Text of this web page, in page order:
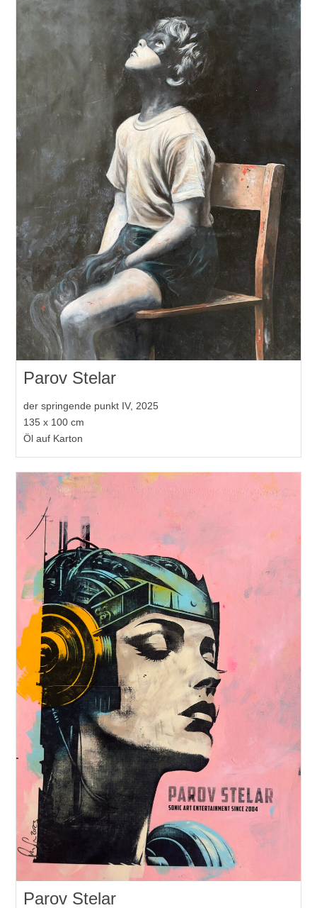
Parov Stelar
der springende punkt IV, 2025
135 x 100 cm
Öl auf Karton
Parov Stelar